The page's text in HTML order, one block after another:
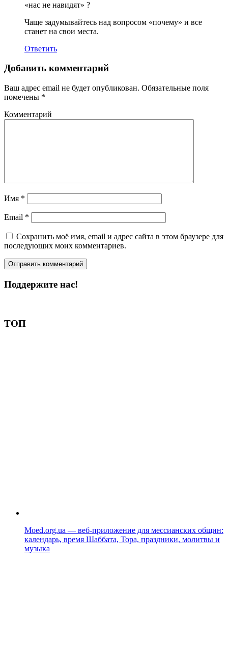
«нас не навидят» ?
Чаще задумывайтесь над вопросом «почему» и все
станет на свои места.
Ответить
Добавить комментарий
Ваш адрес email не будет опубликован. Обязательные поля
помечены *
Комментарий
Имя *
Email *
Сохранить моё имя, email и адрес сайта в этом браузере для
последующих моих комментариев.
Поддержите нас!
ТОП
Moed.org.ua — веб-приложение для мессианских общин:
календарь, время Шаббата, Тора, праздники, молитвы и
музыка